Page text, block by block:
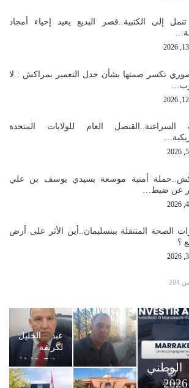
إلى الكتبية..قصر البديع يعيد إحياء أمجاد
تكسر صمتها بشأن جدل التعمير بمراكش : لا
السراغنة..القنصل العام للولايات المتحدة
أمنية موسعة بسيدي يوسف بن علي
عن ضبط…
الصحة المتنقلة ببنسليمان..أين الأثر على أرض
؟
الوطني
عبد الجليل
لكريفة
يوضح حقيقة
رسوم
التوقيت